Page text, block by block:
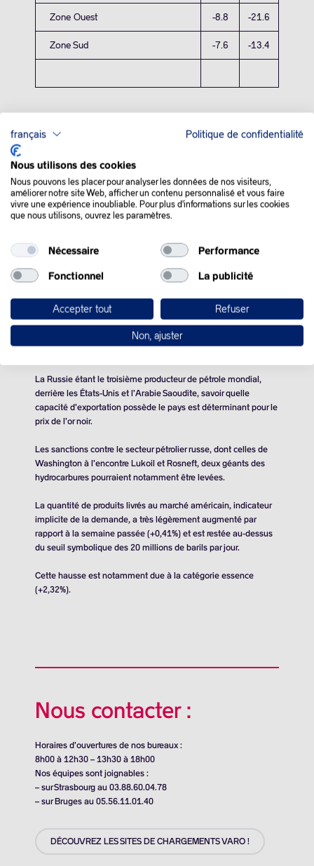
Zone Ouest -8.8 -21.6
Zone Sud -7.6 -13.4
QUE SE PASSE-T-IL
DANS LE MONDE :
hausse, les opérateurs surveillant les négociations pour mettre
fin à la guerre en Ukraine, tout en digérant le dernier rapport sur
les réserves de brut aux Etats-Unis.
Le Kremlin a confirmé mercredi la visite à Moscou la semaine
prochaine de l’émissaire spécial américain Steve Witkoff afin
d’y discuter avec Vladimir Poutine du plan pour trouver une
La Russie étant le troisième producteur de pétrole mondial,
derrière les États-Unis et l’Arabie Saoudite, savoir quelle
capacité d’exportation possède le pays est déterminant pour le
prix de l’or noir.
Les sanctions contre le secteur pétrolier russe, dont celles de
Washington à l’encontre Lukoil et Rosneft, deux géants des
hydrocarbures pourraient notamment être levées.
La quantité de produits livrés au marché américain, indicateur
implicite de la demande, a très légèrement augmenté par
rapport à la semaine passée (+0,41%) et est restée au-dessus
du seuil symbolique des 20 millions de barils par jour.
Cette hausse est notamment due à la catégorie essence
(+2,32%).
Nous contacter :
Horaires d’ouvertures de nos bureaux :
8h00 à 12h30 – 13h30 à 18h00
Nos équipes sont joignables :
– sur Strasbourg au 03.88.60.04.78
– sur Bruges au 05.56.11.01.40
DÉCOUVREZ LES SITES DE CHARGEMENTS VARO !
français Politique de confidentialité
Nous utilisons des cookies
Nous pouvons les placer pour analyser les données de nos visiteurs,
améliorer notre site Web, afficher un contenu personnalisé et vous faire
vivre une expérience inoubliable. Pour plus d'informations sur les cookies
que nous utilisons, ouvrez les paramètres.
Nécessaire Performance
Fonctionnel La publicité
Accepter tout Refuser
Non, ajuster